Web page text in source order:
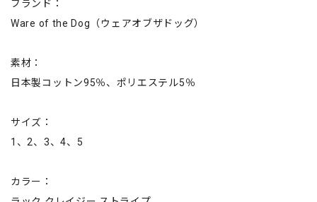
ブランド：
Ware of the Dog（ウェアオブザドッグ）
素材：
日本製コットン95％、ポリエステル5％
サイズ：
1、2、3、4、5
カラー：